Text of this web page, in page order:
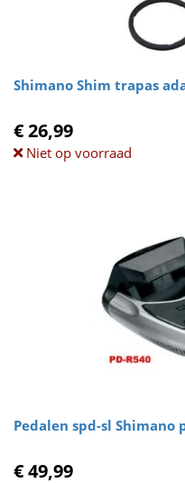
Shimano Shim trapas
€ 26,99
Niet op voorraad
Pedalen spd-sl Shimano
€ 49,99